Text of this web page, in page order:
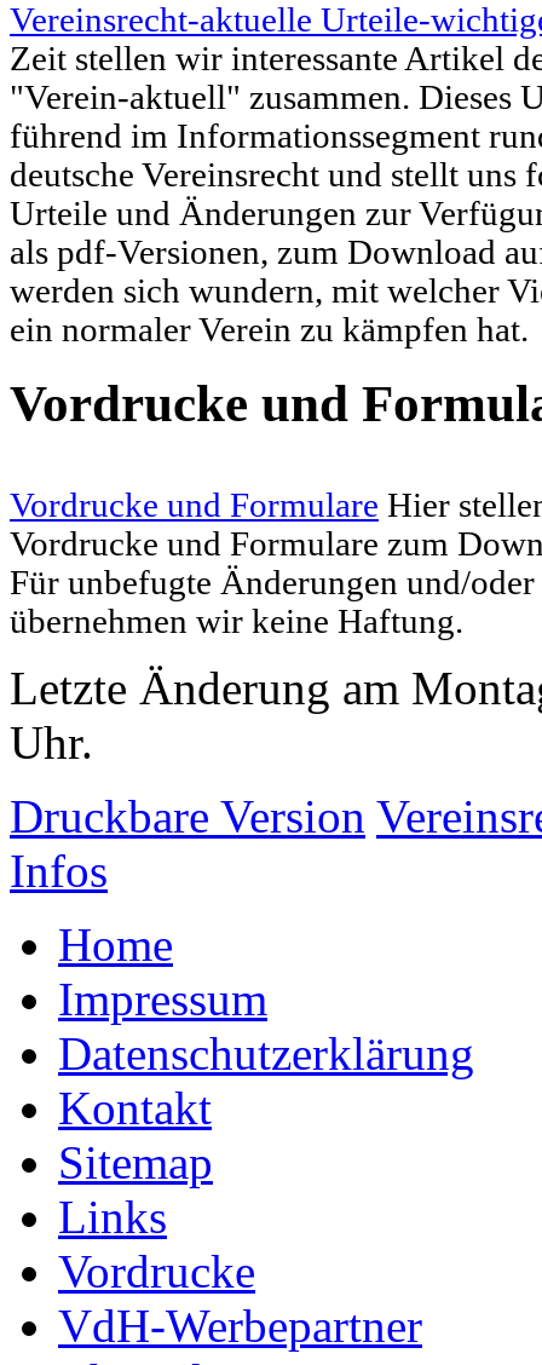
Vereinsrecht-aktuelle Urteile-
Zeit stellen wir interessante Artikel
"Verein-aktuell" zusammen. Dieses
führend im Informationssegment
deutsche Vereinsrecht und stellt
Urteile und Änderungen zur
als pdf-Versionen, zum Download
werden sich wundern, mit welcher
ein normaler Verein zu kämpfen hat.
Vordrucke und
Vordrucke und Formulare Hier
Vordrucke und Formulare zum
Für unbefugte Änderungen und/
übernehmen wir keine Haftung.
Letzte Änderung am
Uhr.
Druckbare Version
Infos
Home
Impressum
Datenschutzerklärung
Kontakt
Sitemap
Links
Vordrucke
VdH-Werbepartner